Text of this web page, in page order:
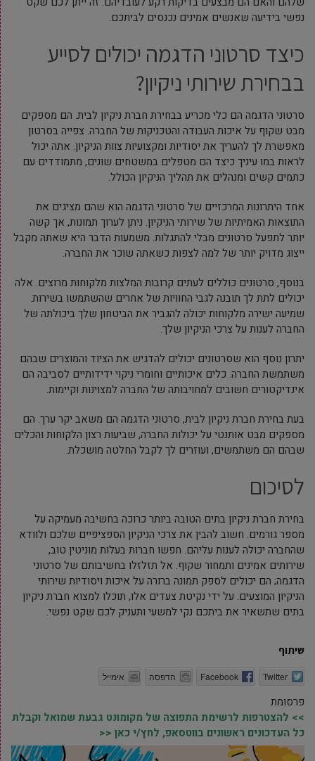
נפשי בידיעה שאנשים אמינים נכנסים לביתכם.
כיצד סרטוני הדגמה יכולים לסייע
בבחירת שירותי ניקיון?
סרטוני הדגמה הם כלי מכריע בבחירת חברת ניקיון לבית. הם מספקים
מבט שקוף על איכות העבודה והטכניקות של החברה. צפייה בסרטון
מאפשרת לך להעריך את יסודיות ומקצועיות צוות הניקיון. אתה יכול
לראות במו עיניך כיצד הם מטפלים במשטחים שונים, מתמודדים עם
כתמים קשים ומנהלים את תהליך הניקיון הכולל.
אחד היתרונות המרכזיים של סרטוני הדגמה הוא שהם מציגים את
התוצאות האמיתיות של שירותי הניקיון. ניתן לערוך תמונות, אך קשה
יותר לתפעל סרטונים מבלי להתגלות. משמעות הדבר היא שאתה מקבל
ייצוג מדויק יותר של למה לצפות כשאתה שוכר את החברה.
בנוסף, סרטונים כוללים לעתים קרובות המלצות מלקוחות מרוצים. אלה
יכולים לתת לך תובנה לגבי החוויות של אחרים שהשתמשו בשירות.
שמיעה ישירה מלקוחות יכולה להגביר את הביטחון שלך ביכולתה של
החברה לענות על צרכי הניקיון שלך.
יתרון נוסף הוא שסרטונים יכולים להדגיש את הציוד והמוצרים שבהם
משתמשת החברה. כלים איכותיים וחומרי ניקוי ידידותיים לסביבה הם
אינדיקטורים חשובים למחויבותה של החברה למצוינות וקיימות.
בעת בחירת חברת ניקיון לבית, סרטוני הדגמה הם משאב יקר ערך. הם
מספקים מבט אותנטי על יכולות החברה, שביעות רצון הלקוחות והכלים
שבהם הם משתמשים, ועוזרים לך לקבל החלטה מושכלת.
לסיכום
בחירת חברת ניקיון בתים הטובה ביותר כרוכה בחשיבה מעמיקה על
מספר גורמים. חשוב להבין את צרכי הניקיון הספציפיים שלכם ולוודא
שהחברה יכולה לענות עליהם. חפשו חברות בעלות מוניטין טוב,
שירותים אמינים ותמחור שקוף. אל תזלזלו בחשיבותם של סרטוני
הדגמה; הם יכולים לספק תמונה ברורה על איכות ויסודיות שירותי
הניקיון המוצעים. על ידי נקיטת צעדים אלו, תוכלו למצוא חברת ניקיון
בתים שתשאיר את ביתכם נקי למשעי ותעניק לכם שקט נפשי.
שיתוף
Twitter
Facebook הדפסה אימייל
פרסומת
>> להצטרפות לרשימת התפוצה של מקומונט גבעת שמואל וקבלת
כל העדכונים ראשונים בווטסאפ, לחץ/י כאן <<